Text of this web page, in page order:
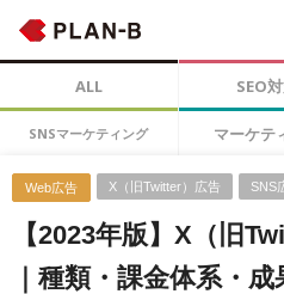
ALL SEO
SNSマーケティング マーケテ
Web広告 X（旧Twitter）広告 SNS
【2023年版】X（旧
｜種類・課金体系・